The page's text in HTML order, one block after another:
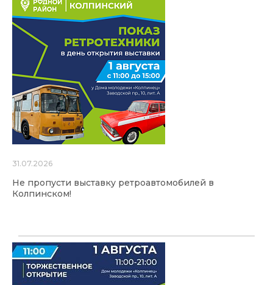
31.07.2026
Не пропусти выставку ретроавтомобилей в
Колпинском!